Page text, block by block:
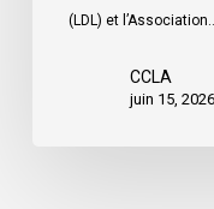
(LDL) et
CCLA
juin 15, 2026